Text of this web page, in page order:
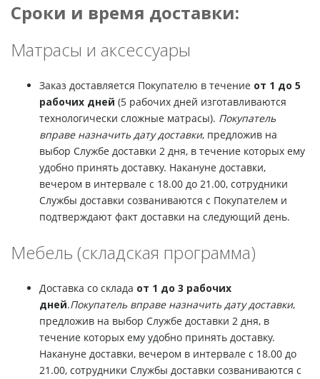
Сроки и время доставки:
Матрасы и аксессуары
Заказ доставляется Покупателю в течение от 1 до 5
рабочих дней (5 рабочих дней изготавливаются
технологически сложные матрасы). Покупатель
вправе назначить дату доставки, предложив на
выбор Службе доставки 2 дня, в течение которых ему
удобно принять доставку. Накануне доставки,
вечером в интервале с 18.00 до 21.00, сотрудники
Службы доставки созваниваются с Покупателем и
подтверждают факт доставки на следующий день.
Мебель (складская программа)
Доставка со склада от 1 до 3 рабочих
дней.Покупатель вправе назначить дату доставки,
предложив на выбор Службе доставки 2 дня, в
течение которых ему удобно принять доставку.
Накануне доставки, вечером в интервале с 18.00 до
21.00, сотрудники Службы доставки созваниваются с